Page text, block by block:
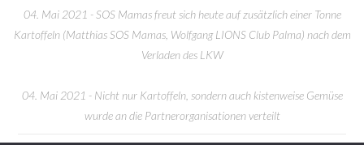
04. Mai 2021 - SOS Mamas freut sich heute auf zusätzlich einer Tonne
Kartoffeln (Matthias SOS Mamas, Wolfgang LIONS Club Palma) nach dem
Verladen des LKW
04. Mai 2021 - Nicht nur Kartoffeln, sondern auch kistenweise Gemüse
wurde an die Partnerorganisationen verteilt